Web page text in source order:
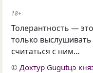
18+
Толерантность —
только
считаться с ним…
©Дохтур Gugutцэ